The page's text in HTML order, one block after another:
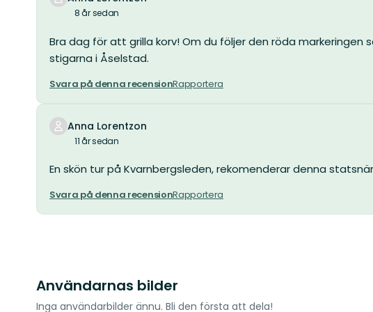
8 år sedan
Bra dag för att grilla korv! Om du följer den röda markeringen
stigarna i Åselstad.
Svara på denna recensionRapportera
Anna Lorentzon
11 år sedan
En skön tur på Kvarnbergsleden, rekomenderar denna
Svara på denna recensionRapportera
Användarnas bilder
Inga användarbilder ännu. Bli den första att dela!